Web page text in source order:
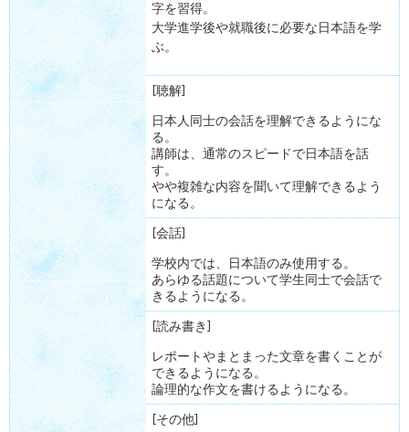
字を習得。
大学進学後や就職後に必要な日本語を学
ぶ。
[聴解]
日本人同士の会話を理解できるようにな
る。
講師は、通常のスピードで日本語を話
す。
やや複雑な内容を聞いて理解できるよう
になる。
[会話]
学校内では、日本語のみ使用する。
あらゆる話題について学生同士で会話で
きるようになる。
[読み書き]
レポートやまとまった文章を書くことが
できるようになる。
論理的な作文を書けるようになる。
[その他]